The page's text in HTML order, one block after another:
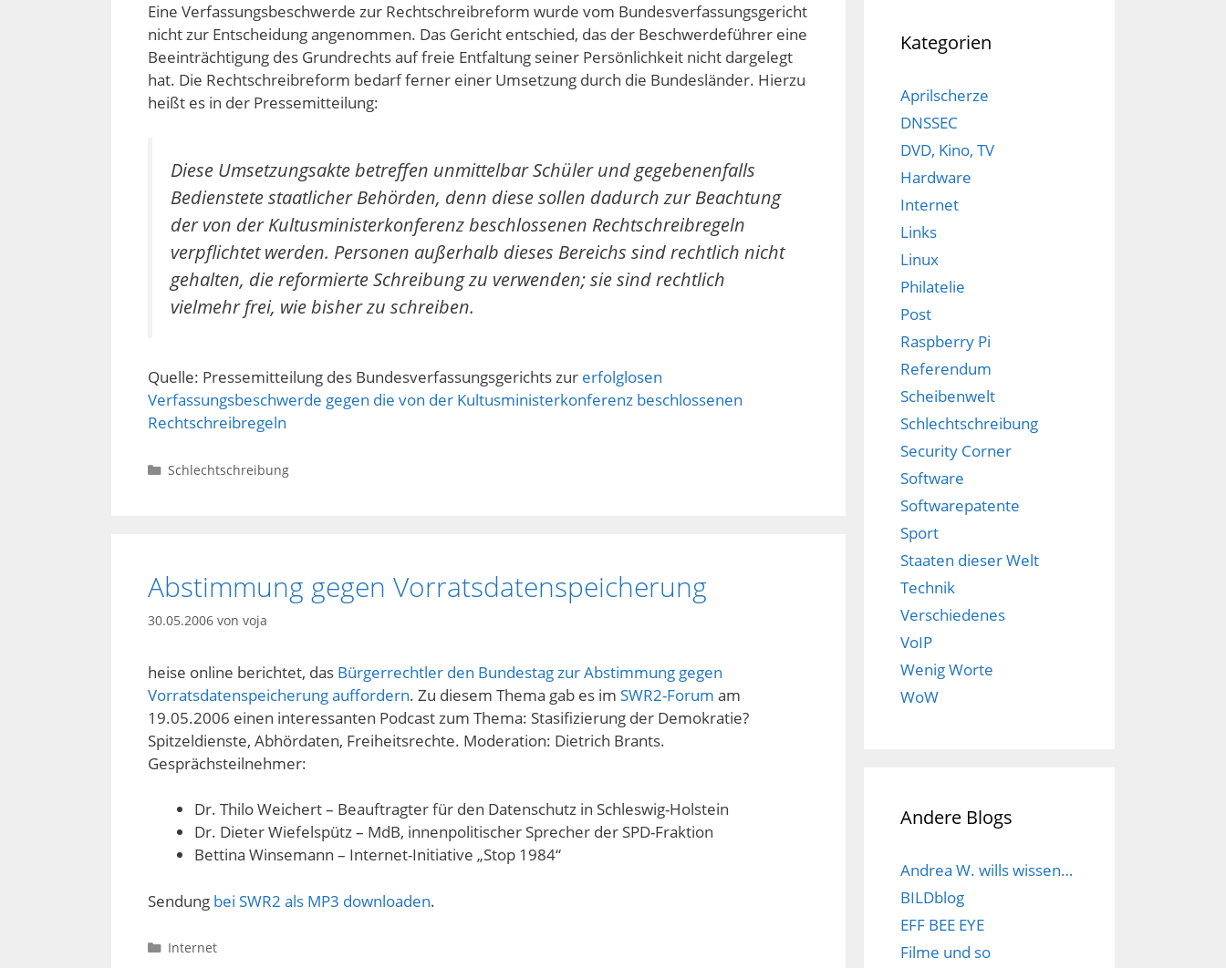
Eine Verfassungsbeschwerde zur Rechtschreibreform wurde vom Bundesverfassungsgericht
nicht zur Entscheidung angenommen. Das Gericht entschied, das der Beschwerdeführer eine
Beeinträchtigung des Grundrechts auf freie Entfaltung seiner Persönlichkeit nicht dargelegt
hat. Die Rechtschreibreform bedarf ferner einer Umsetzung durch die Bundesländer. Hierzu
heißt es in der Pressemitteilung:
Diese Umsetzungsakte betreffen unmittelbar Schüler und gegebenenfalls
Bedienstete staatlicher Behörden, denn diese sollen dadurch zur Beachtung
der von der Kultusministerkonferenz beschlossenen Rechtschreibregeln
verpflichtet werden. Personen außerhalb dieses Bereichs sind rechtlich nicht
gehalten, die reformierte Schreibung zu verwenden; sie sind rechtlich
vielmehr frei, wie bisher zu schreiben.
Quelle: Pressemitteilung des Bundesverfassungsgerichts zur erfolglosen
Verfassungsbeschwerde gegen die von der Kultusministerkonferenz beschlossenen
Rechtschreibregeln
Kategorien
Schlechtschreibung
Abstimmung gegen Vorratsdatenspeicherung
30.05.2006 von voja
heise online berichtet, das Bürgerrechtler den Bundestag zur Abstimmung gegen
Vorratsdatenspeicherung auffordern. Zu diesem Thema gab es im SWR2-Forum am
19.05.2006 einen interessanten Podcast zum Thema: Stasifizierung der Demokratie?
Spitzeldienste, Abhördaten, Freiheitsrechte. Moderation: Dietrich Brants.
Gesprächsteilnehmer:
Dr. Thilo Weichert – Beauftragter für den Datenschutz in Schleswig-Holstein
Dr. Dieter Wiefelspütz – MdB, innenpolitischer Sprecher der SPD-Fraktion
Bettina Winsemann – Internet-Initiative „Stop 1984“
Sendung bei SWR2 als MP3 downloaden.
Kategorien
Internet
Kategorien
Aprilscherze
DNSSEC
DVD, Kino, TV
Hardware
Internet
Links
Linux
Philatelie
Post
Raspberry Pi
Referendum
Scheibenwelt
Schlechtschreibung
Security Corner
Software
Softwarepatente
Sport
Staaten dieser Welt
Technik
Verschiedenes
VoIP
Wenig Worte
WoW
Andere Blogs
Andrea W. wills wissen…
BILDblog
EFF BEE EYE
Filme und so